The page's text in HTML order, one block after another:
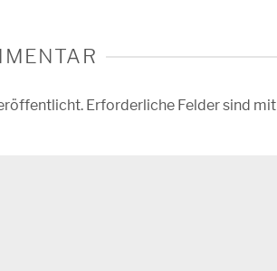
Erforderliche Felder sind mit